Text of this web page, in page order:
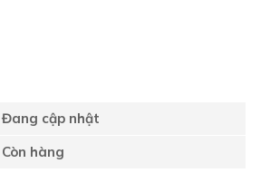
Đang cập nhật
Còn hàng